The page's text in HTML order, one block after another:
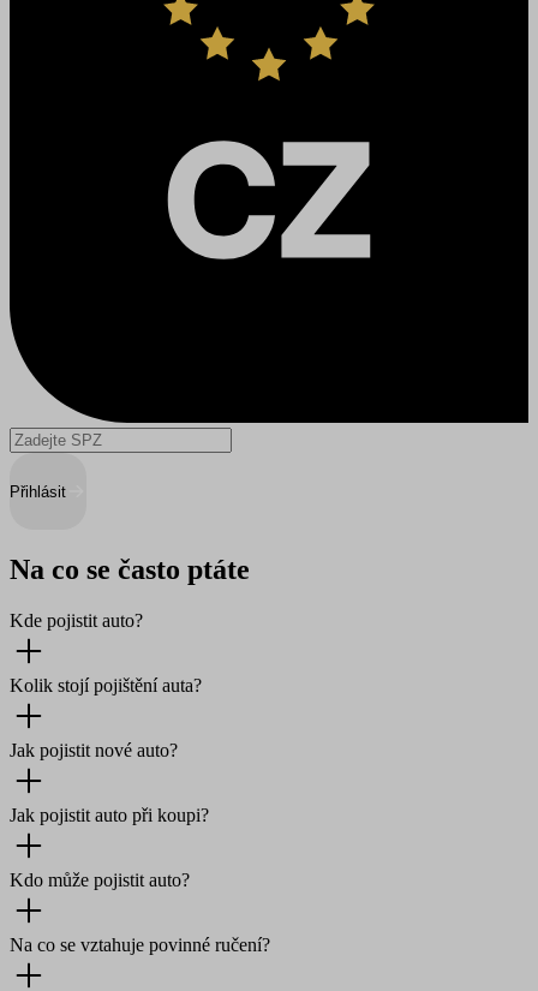
Přihlásit
Na co se často ptáte
Kde pojistit auto?
Kolik stojí pojištění auta?
Jak pojistit nové auto?
Jak pojistit auto při koupi?
Kdo může pojistit auto?
Na co se vztahuje povinné ručení?